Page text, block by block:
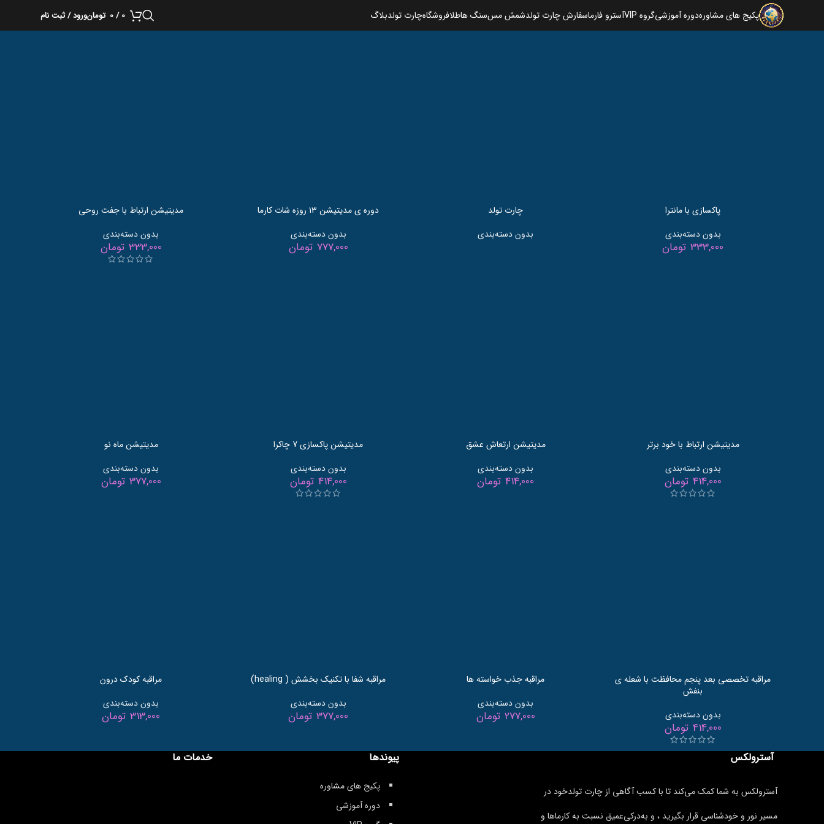
پکیج های مشاورهدوره آموزشیگروه VIP آسترو فارماسفارش چارت تولدشمش مسسنگ هاطلافروشگاهچارت تولدبلاگ 0
/
0 تومانورود / ثبت نام خانه بدون دسته‌بندی
پاکسازی با مانترا
بدون دسته‌بندی
333,000 تومان
چارت تولد
بدون دسته‌بندی
دوره ی مدیتیشن ۱۳ روزه شات کارما
بدون دسته‌بندی
777,000 تومان
مدیتیشن ارتباط با جفت روحی
بدون دسته‌بندی
333,000 تومان
مدیتیشن ارتباط با خود برتر
بدون دسته‌بندی
414,000 تومان
مدیتیشن ارتعاش عشق
بدون دسته‌بندی
414,000 تومان
مدیتیشن پاکسازی 7 چاکرا
بدون دسته‌بندی
414,000 تومان
مدیتیشن ماه نو
بدون دسته‌بندی
377,000 تومان
مراقبه تخصصی بعد پنجم محافظت با شعله ی
بنفش
بدون دسته‌بندی
414,000 تومان
مراقبه جذب خواسته ها
بدون دسته‌بندی
277,000 تومان
مراقبه شفا با تکنیک بخشش ( healing)
بدون دسته‌بندی
377,000 تومان
مراقبه کودک درون
بدون دسته‌بندی
313,000 تومان
آسترولکس
آسترولکس به شما کمک می‌کند تا با کسب آگاهی از چارت تولدخود در
مسیر نور و خودشناسی قرار بگیرید ، و به‌درکی‌عمیق نسبت به کارماها و
پیوندها
پکیج های مشاوره
دوره آموزشی
خدمات ما